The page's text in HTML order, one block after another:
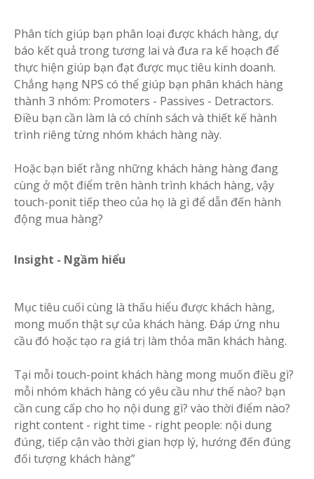
Phân tích giúp bạn phân loại được khách hàng, dự
báo kết quả trong tương lai và đưa ra kế hoạch để
thực hiện giúp bạn đạt được mục tiêu kinh doanh.
Chẳng hạng NPS có thể giúp bạn phân khách hàng
thành 3 nhóm: Promoters - Passives - Detractors.
Điều bạn cần làm là có chính sách và thiết kế hành
trình riêng từng nhóm khách hàng này.
Hoặc bạn biết rằng những khách hàng hàng đang
cùng ở một điểm trên hành trình khách hàng, vậy
touch-ponit tiếp theo của họ là gì để dẫn đến hành
động mua hàng?
Insight - Ngầm hiểu
Mục tiêu cuối cùng là thấu hiểu được khách hàng,
mong muốn thật sự của khách hàng. Đáp ứng nhu
cầu đó hoặc tạo ra giá trị làm thỏa mãn khách hàng.
Tại mỗi touch-point khách hàng mong muốn điều gì?
mỗi nhóm khách hàng có yêu cầu như thế nào? bạn
cần cung cấp cho họ nội dung gì? vào thời điểm nào?
right content - right time - right people: nội dung
đúng, tiếp cận vào thời gian hợp lý, hướng đến đúng
đối tượng khách hàng”